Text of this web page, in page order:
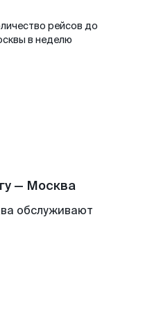
рейсов до
в неделю
— Москва
обслуживают